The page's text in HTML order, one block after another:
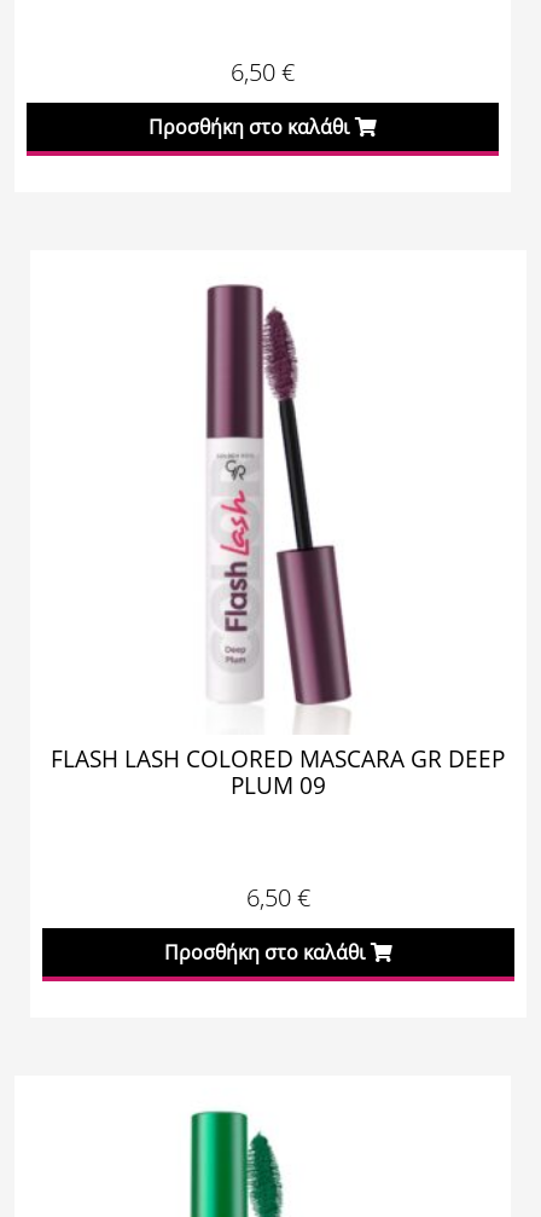
6,50€
Προσθήκη στο καλάθι
FLASH LASH COLORED MASCARA GR DEEP
PLUM 09
6,50€
Προσθήκη στο καλάθι